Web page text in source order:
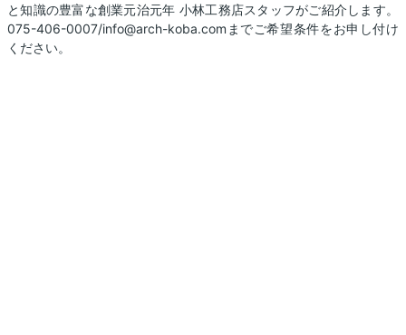
と知識の豊富な創業元治元年 小林工務店スタッフがご紹介します。
075-406-0007/info@arch-koba.comまでご希望条件をお申し付け
ください。